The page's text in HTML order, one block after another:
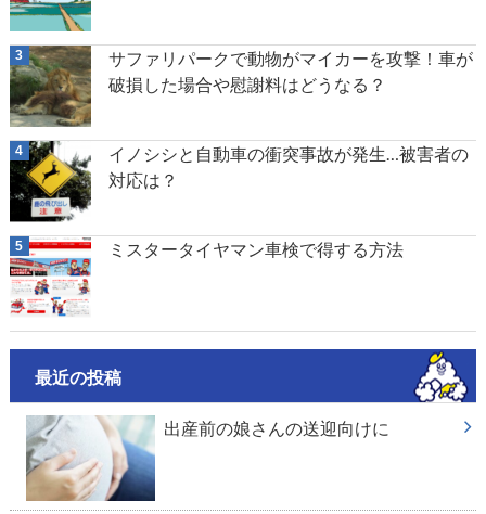
サファリパークで動物がマイカーを攻撃！車が
破損した場合や慰謝料はどうなる？
イノシシと自動車の衝突事故が発生…被害者の
対応は？
ミスタータイヤマン車検で得する方法
最近の投稿
出産前の娘さんの送迎向けに